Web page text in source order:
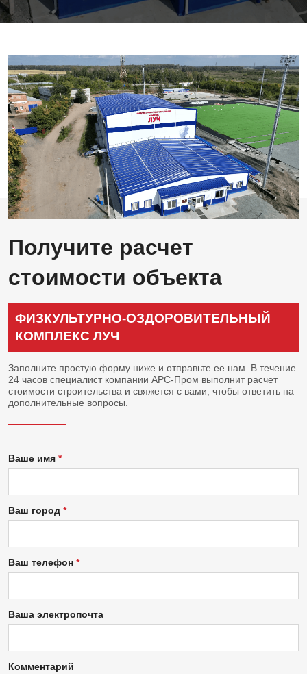
Физкультурно-
оздоровительный
комплекс
ЛУЧ
Получите расчет
стоимости объекта
ФИЗКУЛЬТУРНО-ОЗДОРОВИТЕЛЬНЫЙ
КОМПЛЕКС ЛУЧ
Заполните простую форму ниже и отправьте ее нам. В течение
24 часов специалист компании АРС-Пром выполнит расчет
стоимости строительства и свяжется с вами, чтобы ответить на
дополнительные вопросы.
Ваше имя
Ваш город
Ваш телефон
Ваша электропочта
Комментарий